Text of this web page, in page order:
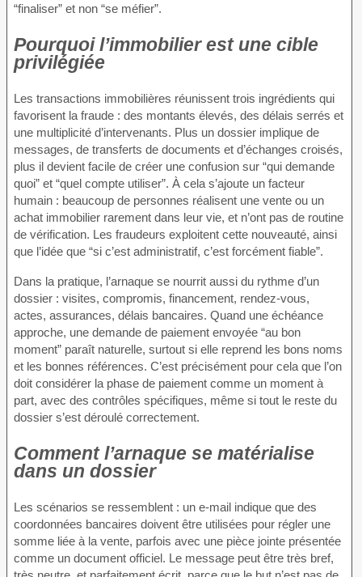
“finaliser” et non “se méfier”.
Pourquoi l’immobilier est une cible
privilégiée
Les transactions immobilières réunissent trois ingrédients qui
favorisent la fraude : des montants élevés, des délais serrés et
une multiplicité d’intervenants. Plus un dossier implique de
messages, de transferts de documents et d’échanges croisés,
plus il devient facile de créer une confusion sur “qui demande
quoi” et “quel compte utiliser”. À cela s’ajoute un facteur
humain : beaucoup de personnes réalisent une vente ou un
achat immobilier rarement dans leur vie, et n’ont pas de routine
de vérification. Les fraudeurs exploitent cette nouveauté, ainsi
que l’idée que “si c’est administratif, c’est forcément fiable”.
Dans la pratique, l’arnaque se nourrit aussi du rythme d’un
dossier : visites, compromis, financement, rendez-vous,
actes, assurances, délais bancaires. Quand une échéance
approche, une demande de paiement envoyée “au bon
moment” paraît naturelle, surtout si elle reprend les bons noms
et les bonnes références. C’est précisément pour cela que l’on
doit considérer la phase de paiement comme un moment à
part, avec des contrôles spécifiques, même si tout le reste du
dossier s’est déroulé correctement.
Comment l’arnaque se matérialise
dans un dossier
Les scénarios se ressemblent : un e-mail indique que des
coordonnées bancaires doivent être utilisées pour régler une
somme liée à la vente, parfois avec une pièce jointe présentée
comme un document officiel. Le message peut être très bref,